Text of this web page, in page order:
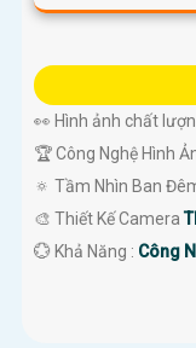
👀 Hình ảnh chất
🏆 Công Nghệ Hình
🔅 Tầm Nhìn Ban
🎨 Thiết Kế Camera
️💮 Khả Năng : Công